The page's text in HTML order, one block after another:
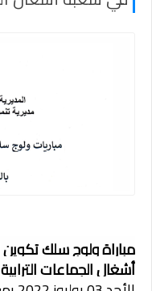
مباراة ولوج سلك
أشغال الجماعات الترابية 2022